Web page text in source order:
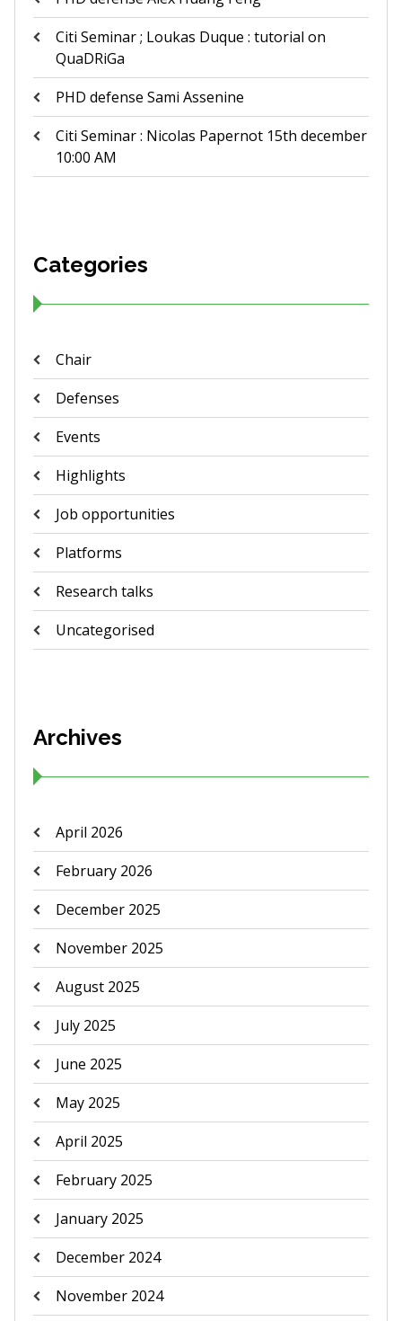
Citi Seminar ; Loukas Duque : tutorial on
QuaDRiGa
PHD defense Sami Assenine
Citi Seminar : Nicolas Papernot 15th december
10:00 AM
Categories
Chair
Defenses
Events
Highlights
Job opportunities
Platforms
Research talks
Uncategorised
Archives
April 2026
February 2026
December 2025
November 2025
August 2025
July 2025
June 2025
May 2025
April 2025
February 2025
January 2025
December 2024
November 2024